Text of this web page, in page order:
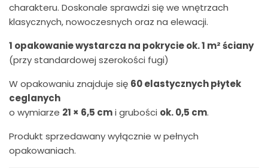
charakteru. Doskonale sprawdzi się we wnętrzach
klasycznych, nowoczesnych oraz na elewacji.
1 opakowanie wystarcza na pokrycie ok. 1 m² ściany
(przy standardowej szerokości fugi)
W opakowaniu znajduje się 60 elastycznych płytek
ceglanych
o wymiarze 21 × 6,5 cmi grubości ok. 0,5 cm.
Produkt sprzedawany wyłącznie w pełnych
opakowaniach.